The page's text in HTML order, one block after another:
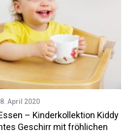
8. April 2020
– Kinderkollektion Kiddy
Geschirr mit fröhlichen